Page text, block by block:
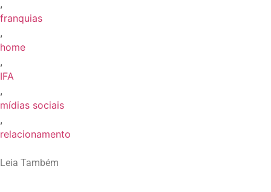
,
franquias
,
home
,
IFA
,
mídias sociais
,
relacionamento
Leia Também